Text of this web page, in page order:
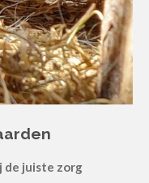
de juiste zorg